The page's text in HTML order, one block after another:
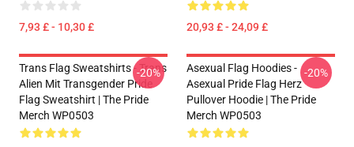
7,93 £ - 10,30 £ 20,93 £ - 24,09 £
Trans Flag Sweatshirts - Trans
Alien Mit Transgender Pride
Flag Sweatshirt | The Pride
Merch WP0503
-20%
Asexual Flag Hoodies -
Asexual Pride Flag Herz
Pullover Hoodie | The Pride
Merch WP0503
-20%